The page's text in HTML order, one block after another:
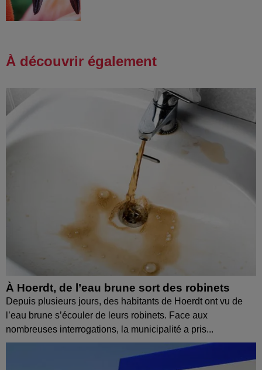
À découvrir également
À Hoerdt, de l’eau brune sort des robinets
Depuis plusieurs jours, des habitants de Hoerdt ont vu de
l’eau brune s’écouler de leurs robinets. Face aux
nombreuses interrogations, la municipalité a pris...